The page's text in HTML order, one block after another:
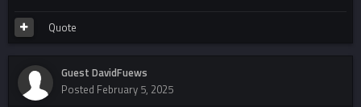
Quote
Guest DavidFuews
Posted February 5, 2025